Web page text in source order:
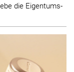
die Eigentums-